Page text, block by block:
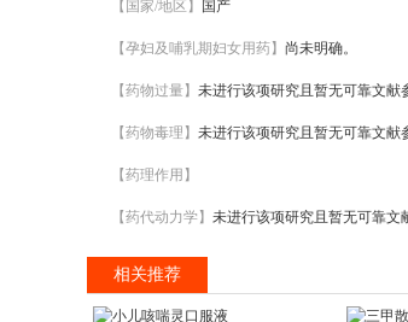
【国家/地区】 国产
【孕妇及哺乳期妇女用药】 尚未明确。
【药物过量】 未进行该项研究且暂无可靠文献
【药物毒理】 未进行该项研究且暂无可靠文献
【药理作用】
【药代动力学】 未进行该项研究且暂无可靠文
相关推荐